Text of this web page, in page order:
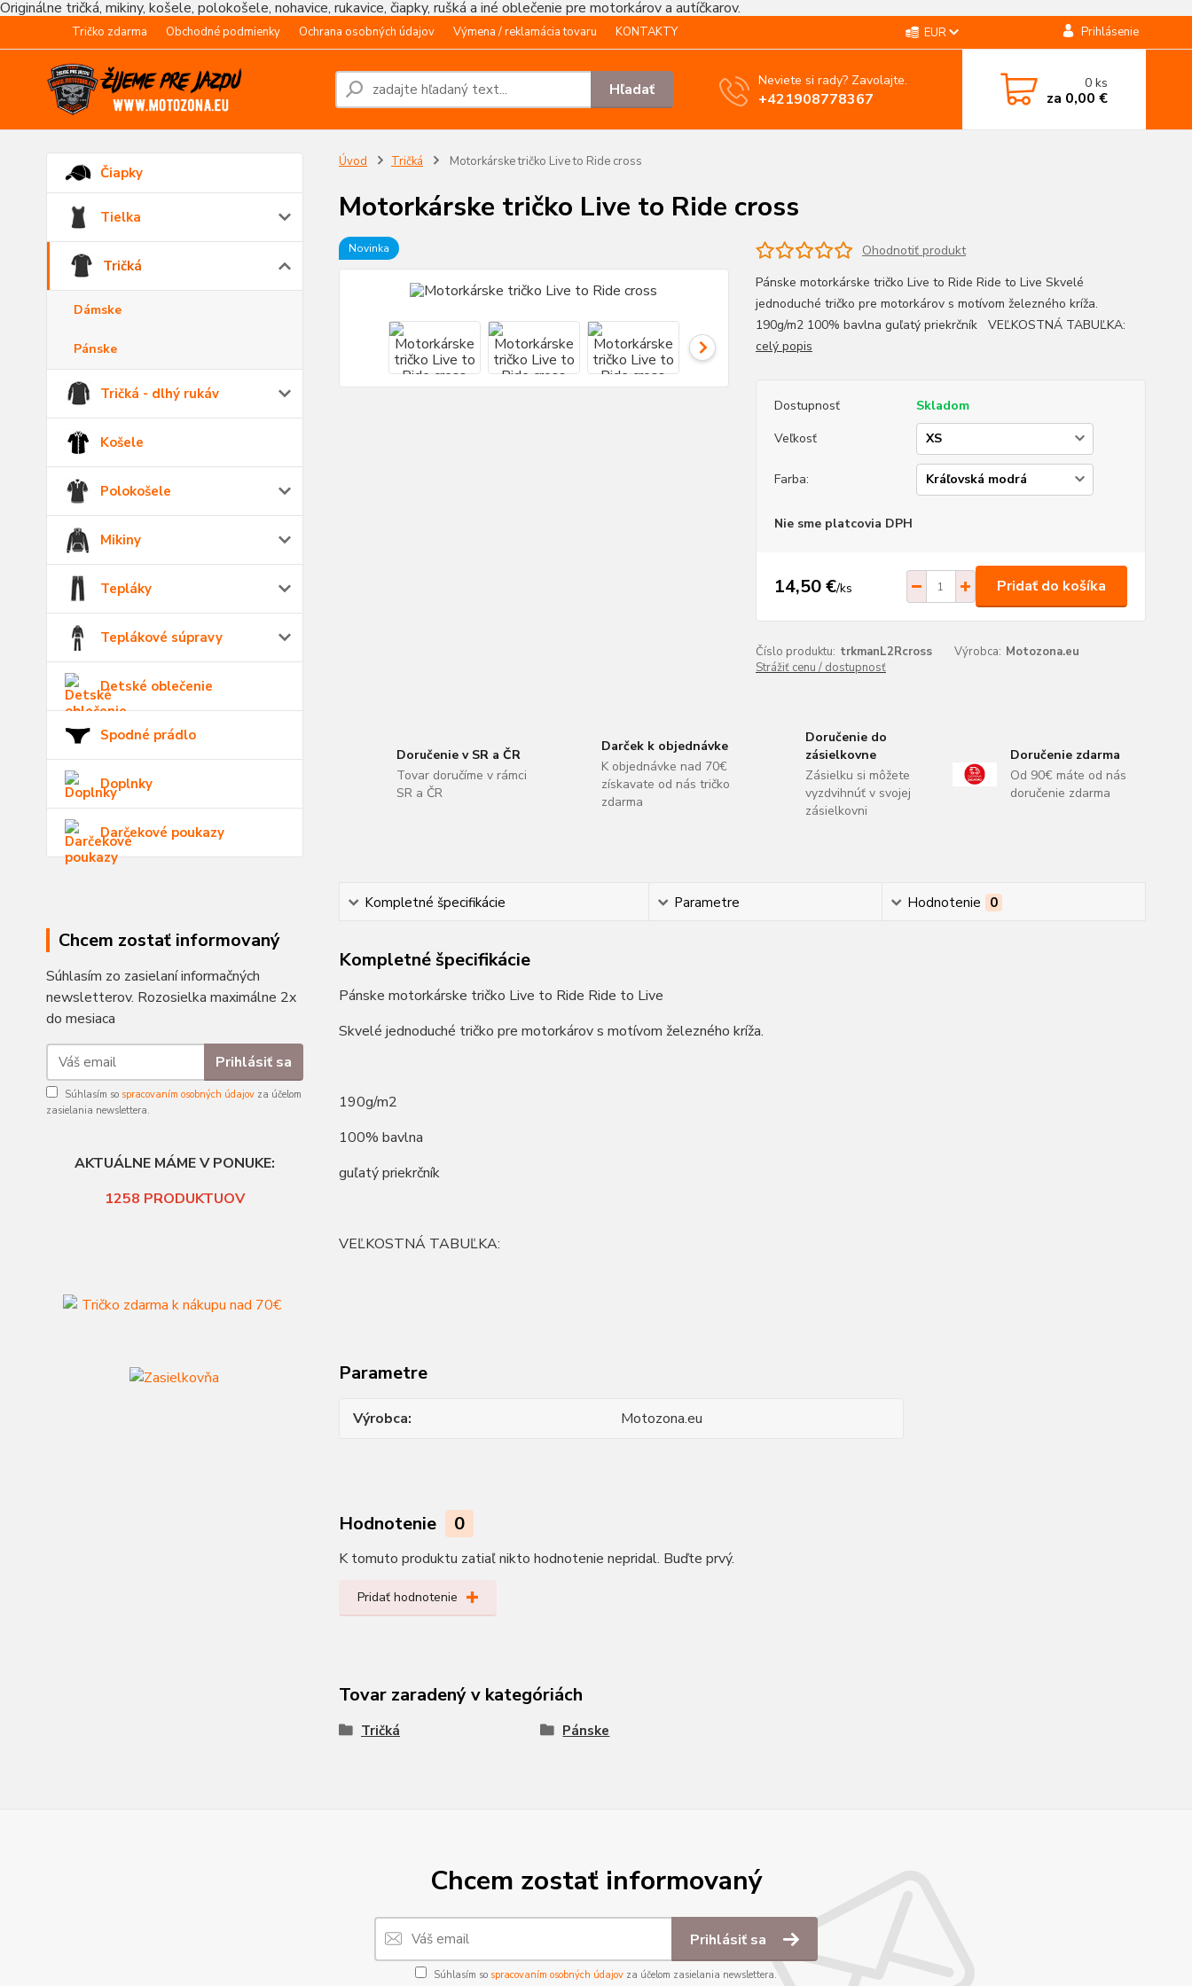
Originálne tričká, mikiny, košele, polokošele, nohavice, rukavice, čiapky, rušká a iné oblečenie pre motorkárov a autíčkarov.
Tričko zdarma Obchodné podmienky Ochrana osobných údajov Výmena / reklamácia tovaru KONTAKTY EUR Prihlásenie
Hľadať Neviete si rady? Zavolajte.
+421908778367
0ks
za 0,00 €
Čiapky
Tielka
Tričká
Dámske
Pánske
Tričká - dlhý rukáv
Košele
Polokošele
Mikiny
Tepláky
Teplákové súpravy
Detské oblečenie
Spodné prádlo
Doplnky
Darčekové poukazy
Chcem zostať informovaný
Súhlasím zo zasielaní informačných
newsletterov. Rozosielka maximálne 2x
do mesiaca
Prihlásiť sa
Súhlasím so spracovaním osobných údajov za účelom
zasielania newslettera.
AKTUÁLNE MÁME V PONUKE:
1258 PRODUKTUOV
Úvod Tričká Motorkárske tričko Live to Ride cross
Motorkárske tričko Live to Ride cross
Novinka
Ohodnotiť produkt
Pánske motorkárske tričko Live to Ride Ride to Live Skvelé
jednoduché tričko pre motorkárov s motívom železného kríža.
190g/m2 100% bavlna guľatý priekrčník VEĽKOSTNÁ TABUĽKA:
celý popis
Dostupnosť
Skladom
Veľkosť
Farba:
Nie sme platcovia DPH
14,50 €/ks Pridať do košíka
Číslo produktu: trkmanL2Rcross Výrobca: Motozona.eu
Strážiť cenu / dostupnosť
Doručenie v SR a ČR
Tovar doručíme v rámci
SR a ČR
Darček k objednávke
K objednávke nad 70€
získavate od nás tričko
zdarma
Doručenie do
zásielkovne
Zásielku si môžete
vyzdvihnúť v svojej
zásielkovni
Doručenie zdarma
Od 90€ máte od nás
doručenie zdarma
Kompletné špecifikácie Parametre Hodnotenie 0
Kompletné špecifikácie
Pánske motorkárske tričko Live to Ride Ride to Live
Skvelé jednoduché tričko pre motorkárov s motívom železného kríža.
190g/m2
100% bavlna
guľatý priekrčník
VEĽKOSTNÁ TABUĽKA:
Parametre
Výrobca Motozona.eu
Hodnotenie 0
K tomuto produktu zatiaľ nikto hodnotenie nepridal. Buďte prvý.
Pridať hodnotenie
Tovar zaradený v kategóriách
Tričká Pánske
Chcem zostať informovaný
Prihlásiť sa
Súhlasím so spracovaním osobných údajov za účelom zasielania newslettera.